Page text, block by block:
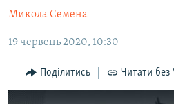
основної
Перейти
пошуку
БЛОГИ
ПОГЛЯД
ІНТЕРВ'Ю
Микола Семена
19 червень 2020, 10:30
Поділитись Читати без